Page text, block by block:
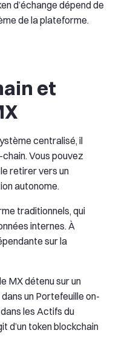
d’échange dépend de
de la plateforme.
et
centralisé, il
chain. Vous pouvez
retirer vers un
autonome.
traditionnels, qui
internes. À
sur la
MX détenu sur un
un Portefeuille on-
les Actifs du
d’un token blockchain